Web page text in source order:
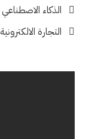
الذكاء الاصطناعي
التجارة الالكترونية